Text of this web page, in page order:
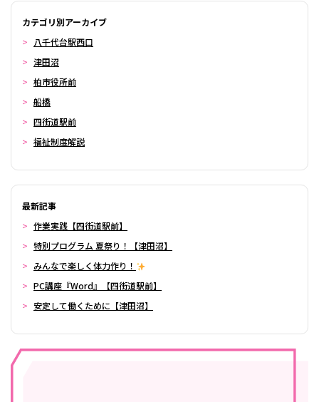
カテゴリ別アーカイブ
八千代台駅西口
津田沼
柏市役所前
船橋
四街道駅前
福祉制度解説
最新記事
作業実践【四街道駅前】
特別プログラム 夏祭り！【津田沼】
みんなで楽しく体力作り！
PC講座『Word』【四街道駅前】
安定して働くために【津田沼】